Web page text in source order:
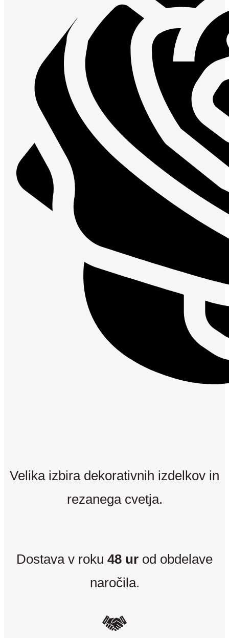
Velika izbira dekorativnih izdelkov in
rezanega cvetja.
Dostava v roku 48 ur od obdelave
naročila.